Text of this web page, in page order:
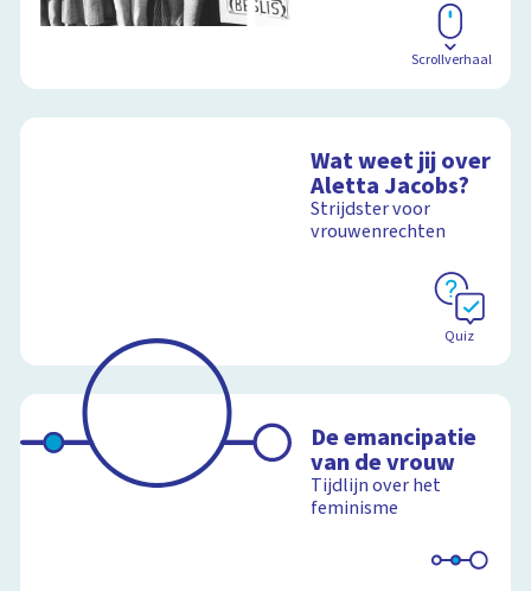
Scrollverhaal
Wat weet jij over
Aletta Jacobs?
Strijdster voor
vrouwenrechten
Quiz
De emancipatie
van de vrouw
Tijdlijn over het
feminisme